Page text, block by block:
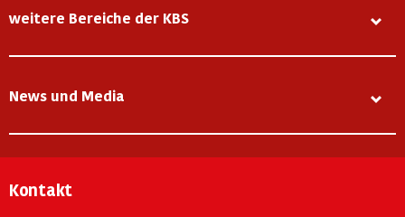
weitere Bereiche der KBS
News und Media
Kontakt